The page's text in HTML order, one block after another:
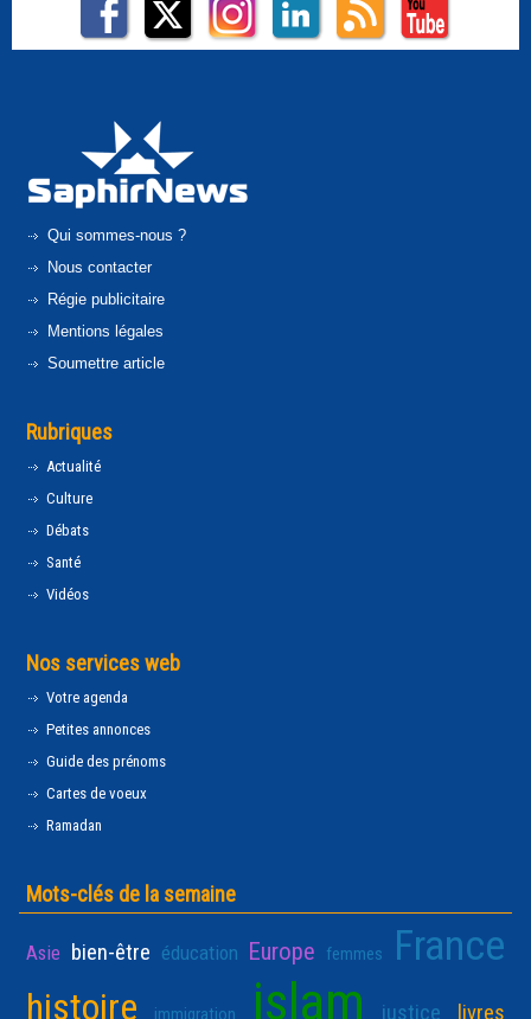
Qui sommes-nous ?
Nous contacter
Régie publicitaire
Mentions légales
Soumettre article
Rubriques
Actualité
Culture
Débats
Santé
Vidéos
Nos services web
Votre agenda
Petites annonces
Guide des prénoms
Cartes de voeux
Ramadan
Mots-clés de la semaine
Asie bien-être éducation Europe femmes France
histoire immigration islam justice livres